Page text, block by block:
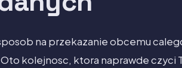
na przekazanie obcemu
kolejnosc, ktora naprawde czyci